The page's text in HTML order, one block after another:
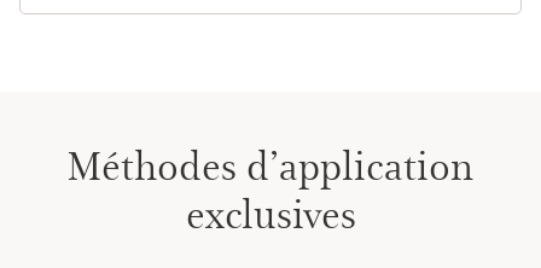
Méthodes d’application
exclusives